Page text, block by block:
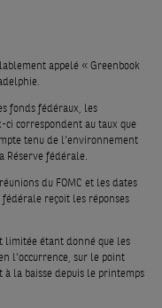
appelé « Greenbook
fonds fédéraux, les
ci correspondent au taux que
tenu de l’environnement
Réserve fédérale.
du FOMC et les dates
fédérale reçoit les réponses
limitée étant donné que les
l’occurrence, sur le point
la baisse depuis le printemps